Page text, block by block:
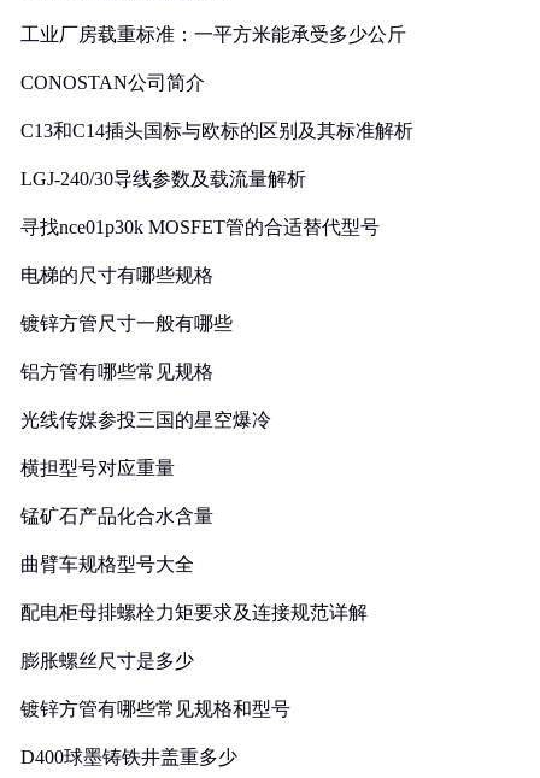
工业厂房载重标准：一平方米能承受多少公斤
CONOSTAN公司简介
C13和C14插头国标与欧标的区别及其标准解析
LGJ-240/30导线参数及载流量解析
寻找nce01p30k MOSFET管的合适替代型号
电梯的尺寸有哪些规格
镀锌方管尺寸一般有哪些
铝方管有哪些常见规格
光线传媒参投三国的星空爆冷
横担型号对应重量
锰矿石产品化合水含量
曲臂车规格型号大全
配电柜母排螺栓力矩要求及连接规范详解
膨胀螺丝尺寸是多少
镀锌方管有哪些常见规格和型号
D400球墨铸铁井盖重多少